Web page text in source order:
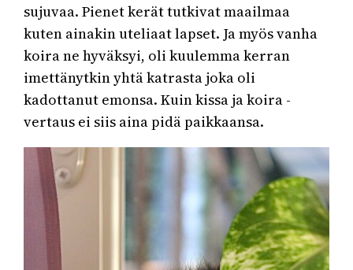
sujuvaa. Pienet kerät tutkivat maailmaa
kuten ainakin uteliaat lapset. Ja myös vanha
koira ne hyväksyi, oli kuulemma kerran
imettänytkin yhtä katrasta joka oli
kadottanut emonsa. Kuin kissa ja koira -
vertaus ei siis aina pidä paikkaansa.